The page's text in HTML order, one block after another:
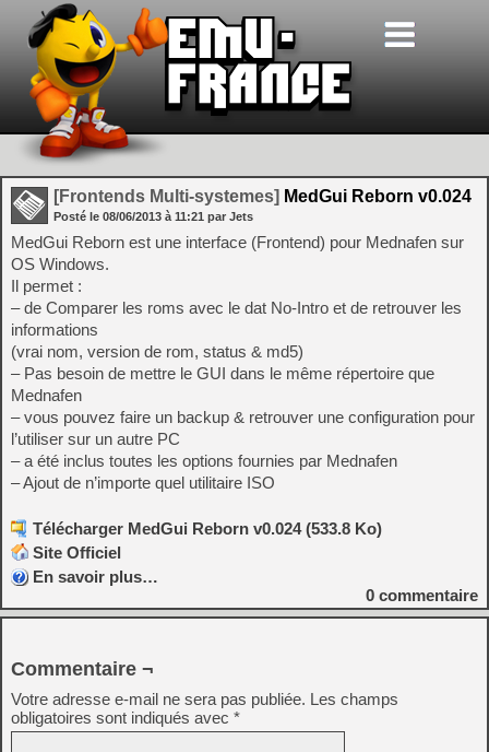
[Frontends Multi-systemes] MedGui Reborn v0.024
Posté le 08/06/2013 à 11:21 par Jets
MedGui Reborn est une interface (Frontend) pour Mednafen sur
OS Windows.
Il permet :
– de Comparer les roms avec le dat No-Intro et de retrouver les
informations
(vrai nom, version de rom, status & md5)
– Pas besoin de mettre le GUI dans le même répertoire que
Mednafen
– vous pouvez faire un backup & retrouver une configuration pour
l’utiliser sur un autre PC
– a été inclus toutes les options fournies par Mednafen
– Ajout de n’importe quel utilitaire ISO
Télécharger MedGui Reborn v0.024 (533.8 Ko)
Site Officiel
En savoir plus…
0 commentaire
Commentaire ¬
Votre adresse e-mail ne sera pas publiée. Les champs
obligatoires sont indiqués avec *